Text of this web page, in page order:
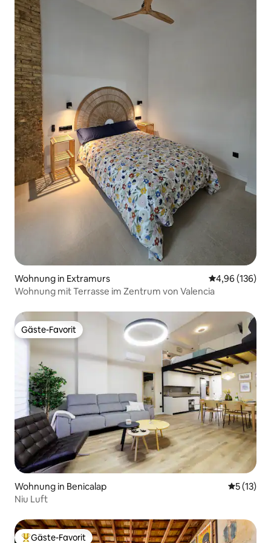
Wohnung in Extramurs
4,96 (136)
Wohnung mit Terrasse im Zentrum von Valencia
Gäste-Favorit
Gäste-Favorit
Wohnung in Benicalap
5 (13)
Niu Luft
Gäste-Favorit